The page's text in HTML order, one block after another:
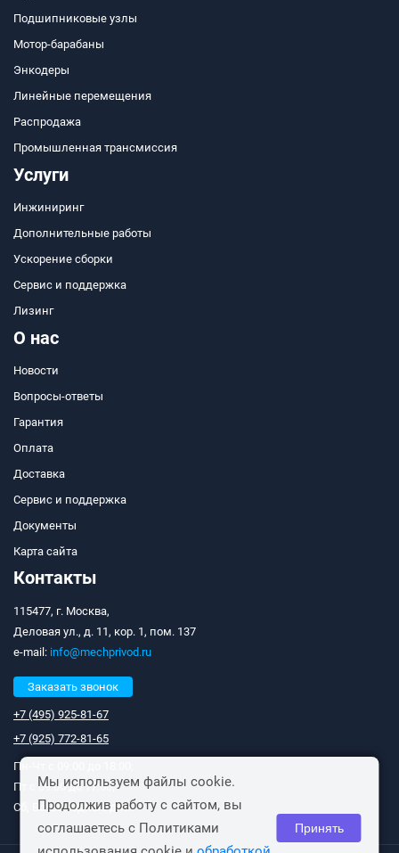
Подшипниковые узлы
Мотор-барабаны
Энкодеры
Линейные перемещения
Распродажа
Промышленная трансмиссия
Услуги
Инжиниринг
Дополнительные работы
Ускорение сборки
Сервис и поддержка
Лизинг
О нас
Новости
Вопросы-ответы
Гарантия
Оплата
Доставка
Сервис и поддержка
Документы
Карта сайта
Контакты
115477, г. Москва,
Деловая ул., д. 11, кор. 1, пом. 137
e-mail: info@mechprivod.ru
Заказать звонок
+7 (495) 925-81-67
+7 (925) 772-81-65
Пн-Чт с 09:00 до 18:00;
Пт с 09:00 до 17:00;
Сб, Вс: выходные дни.
Мы используем файлы cookie.
Продолжив работу с сайтом, вы
соглашаетесь с Политиками
Принять